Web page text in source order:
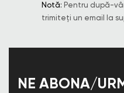
Notă: Pentru după-
trimiteți un email la
NE ABONA/